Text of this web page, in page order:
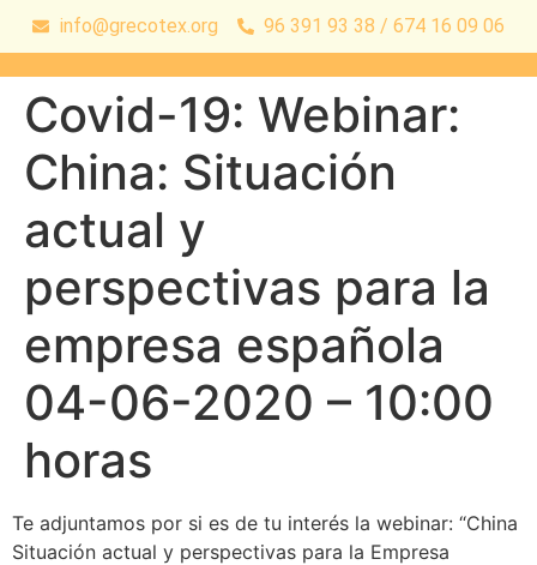
info@grecotex.org 96 391 93 38 / 674 16 09 06
Covid-19: Webinar:
China: Situación
actual y
perspectivas para la
empresa española
04-06-2020 – 10:00
horas
Te adjuntamos por si es de tu interés la webinar: “China
Situación actual y perspectivas para la Empresa